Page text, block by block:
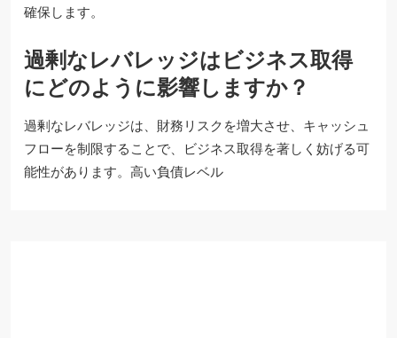
確保します。
過剰なレバレッジはビジネス取得
にどのように影響しますか？
過剰なレバレッジは、財務リスクを増大させ、キャッシュ
フローを制限することで、ビジネス取得を著しく妨げる可
能性があります。高い負債レベル